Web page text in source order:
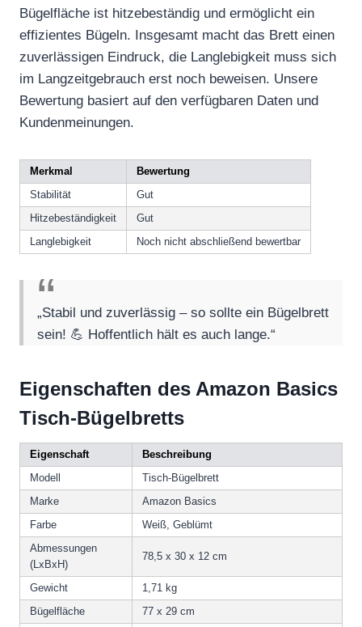
Bügelfläche ist hitzebeständig und ermöglicht ein
effizientes Bügeln. Insgesamt macht das Brett einen
zuverlässigen Eindruck, die Langlebigkeit muss sich
im Langzeitgebrauch erst noch beweisen. Unsere
Bewertung basiert auf den verfügbaren Daten und
Kundenmeinungen.
Merkmal
Bewertung
Stabilität
Gut
Hitzebeständigkeit
Gut
Langlebigkeit
Noch nicht abschließend bewertbar
„Stabil und zuverlässig – so sollte ein Bügelbrett
sein! 💪 Hoffentlich hält es auch lange.“
Eigenschaften des Amazon Basics
Tisch-Bügelbretts
Eigenschaft
Beschreibung
Modell
Tisch-Bügelbrett
Marke
Amazon Basics
Farbe
Weiß, Geblümt
Abmessungen
(LxBxH)
78,5 x 30 x 12 cm
Gewicht
1,71 kg
Bügelfläche
77 x 29 cm